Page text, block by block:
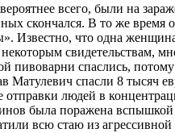
всего, были на
скончался. В то же время
что одна
свидетельствам,
спаслись,
Матулевич спасли 8
отправки людей в
была поражена
всю стаю из